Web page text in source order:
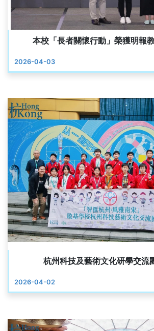
本校「長者關懷行動」榮獲明報
2026-04-03
杭州科技及藝術文化研學交流
2026-04-02